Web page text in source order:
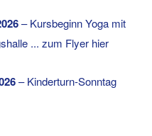
–Kursbeginn Yoga mit
... zum Flyer hier
–Kinderturn-Sonntag